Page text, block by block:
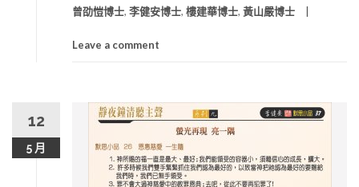
曾劭愷博士, 李健安博士, 樓建華博士, 黃山嚴博士
Leave a comment
12
5 月